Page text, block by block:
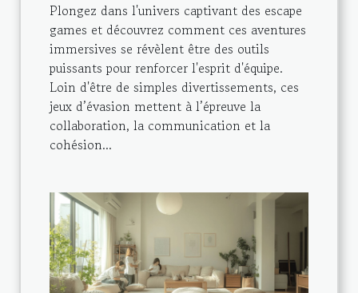
Plongez dans l'univers captivant des escape
games et découvrez comment ces aventures
immersives se révèlent être des outils
puissants pour renforcer l'esprit d'équipe.
Loin d'être de simples divertissements, ces
jeux d’évasion mettent à l’épreuve la
collaboration, la communication et la
cohésion...